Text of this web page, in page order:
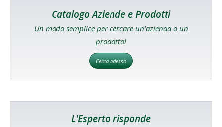
Catalogo Aziende e Prodotti
Un modo semplice per cercare un'azienda o un
prodotto!
Cerca adesso
L'Esperto risponde